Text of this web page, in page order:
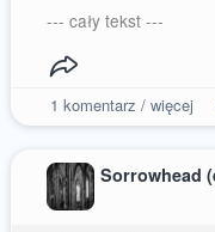
--- cały tekst ---
1 komentarz / więcej
Sorrowhead